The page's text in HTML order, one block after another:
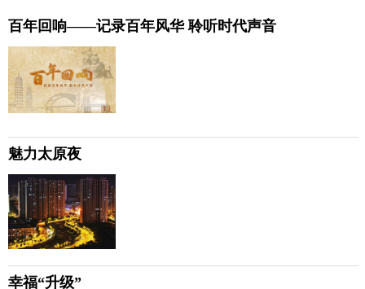
百年回响——记录百年风华 聆听时代声音
魅力太原夜
幸福“升级”